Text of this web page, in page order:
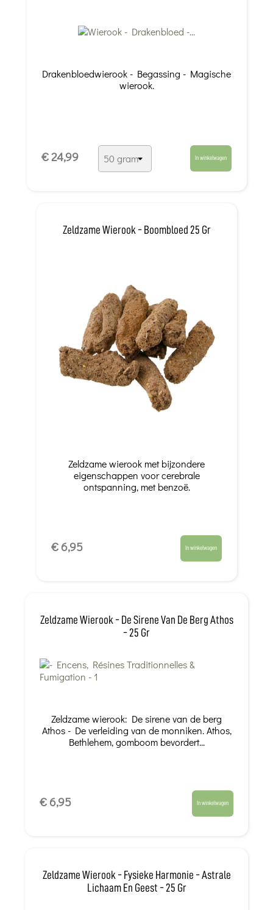
Drakenbloedwierook - Begassing - Magische
wierook.
€ 24,99 In winkelwagen
Zeldzame Wierook - Boombloed 25 Gr
Zeldzame wierook met bijzondere
eigenschappen voor cerebrale
ontspanning, met benzoë.
€ 6,95 In winkelwagen
Zeldzame Wierook - De Sirene Van De Berg Athos
- 25 Gr
Zeldzame wierook: De sirene van de berg
Athos - De verleiding van de monniken. Athos,
Bethlehem, gomboom bevordert...
€ 6,95 In winkelwagen
Zeldzame Wierook - Fysieke Harmonie - Astrale
Lichaam En Geest - 25 Gr